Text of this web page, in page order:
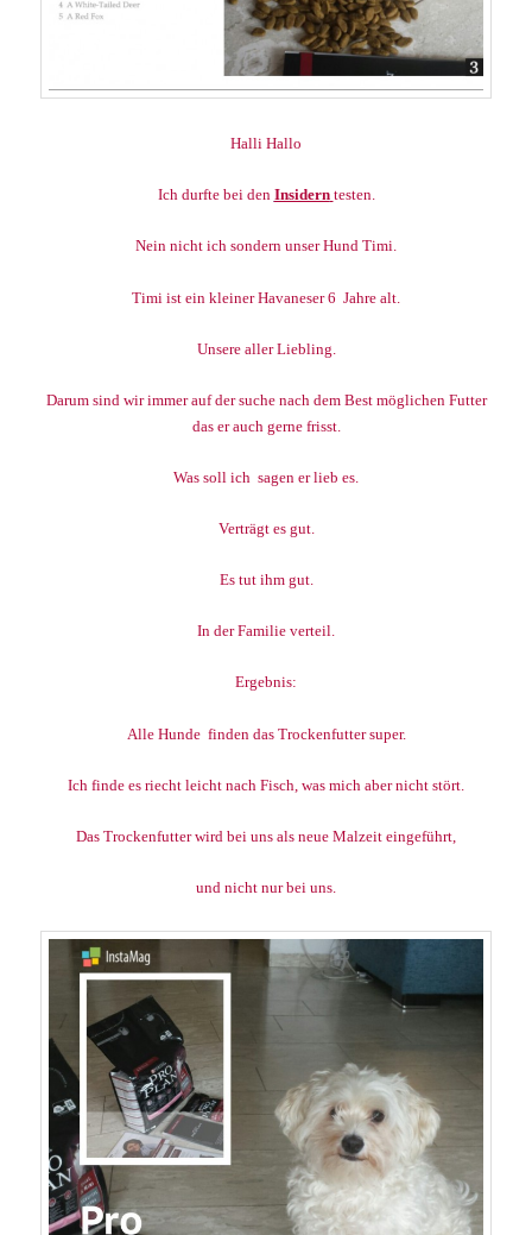
Halli Hallo
Ich durfte bei den Insidern testen.
Nein nicht ich sondern unser Hund Timi.
Timi ist ein kleiner Havaneser 6 Jahre alt.
Unsere aller Liebling.
Darum sind wir immer auf der suche nach dem Best möglichen Futter
das er auch gerne frisst.
Was soll ich sagen er lieb es.
Verträgt es gut.
Es tut ihm gut.
In der Familie verteil.
Ergebnis:
Alle Hunde finden das Trockenfutter super.
Ich finde es riecht leicht nach Fisch, was mich aber nicht stört.
Das Trockenfutter wird bei uns als neue Malzeit eingeführt,
und nicht nur bei uns.